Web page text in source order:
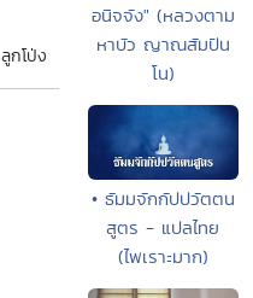
ลูกโป่ง
อนิจจัง" (หลวงตาม
หาบัว ญาณสัมปัน
โน)
• ธัมมจักกัปปวัตตน
สูตร - แปลไทย
(ไพเราะมาก)